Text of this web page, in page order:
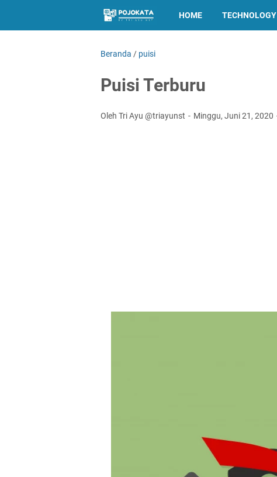
HOME TECHNOLOGY
Beranda / puisi
Puisi Terburu
Oleh Tri Ayu @triayunst Minggu, Juni 21, 2020